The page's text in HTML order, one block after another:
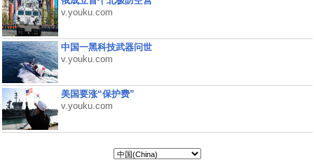
v.youku.com
中国一黑科技武器问世
v.youku.com
美国要涨“保护费”
v.youku.com